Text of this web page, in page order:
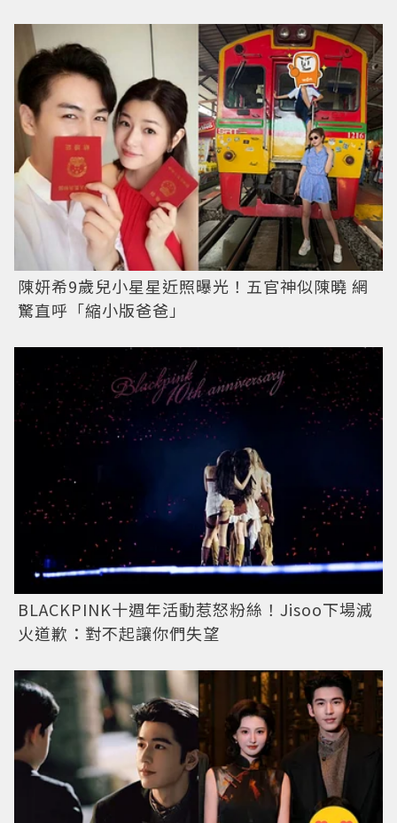
陳妍希9歲兒小星星近照曝光！五官神似陳曉 網
驚直呼「縮小版爸爸」
BLACKPINK十週年活動惹怒粉絲！Jisoo下場滅
火道歉：對不起讓你們失望